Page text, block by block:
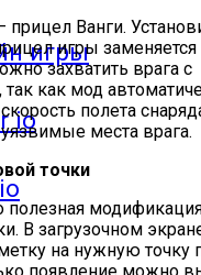
игры
io
прицел Ванги.
игры заменяется
захватить врага с
как мод
полета
места врага.
точки
полезная
В загрузочном
на нужную точку